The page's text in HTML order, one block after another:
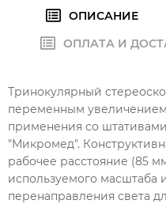
ОПИСАНИЕ
ОПЛАТА И
Тринокулярный
переменным увеличением
применения со
"Микромед".
рабочее расстояние (85
используемого масштаба
перенаправления света